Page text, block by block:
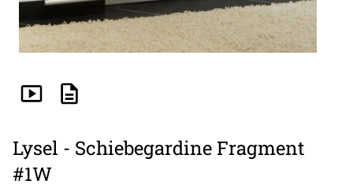
Lysel - Schiebegardine Fragment
#1W